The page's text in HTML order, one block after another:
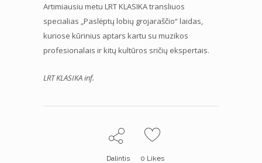
Artimiausiu metu LRT KLASIKA transliuos
specialias „Paslėptų lobių grojaraščio“ laidas,
kuriose kūrinius aptars kartu su muzikos
profesionalais ir kitų kultūros sričių ekspertais.
LRT KLASIKA inf.
Dalintis 0 Likes